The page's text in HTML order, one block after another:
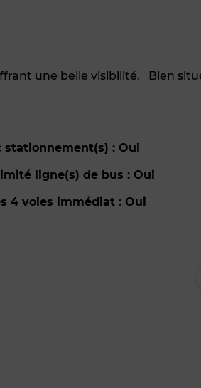
une belle visibilité. Bien
stationnement(s) : Oui
ligne(s) de bus : Oui
4 voies immédiat : Oui